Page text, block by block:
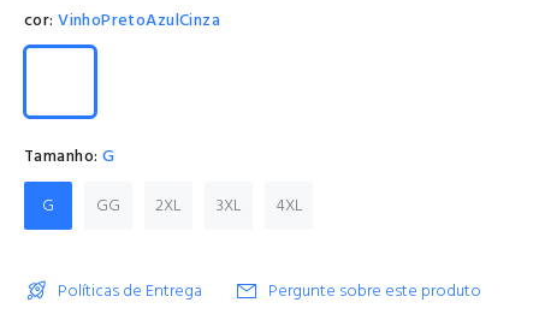
cor:VinhoPretoAzulCinza
Tamanho: G
G
GG 2XL 3XL 4XL
Políticas de Entrega Pergunte sobre este produto